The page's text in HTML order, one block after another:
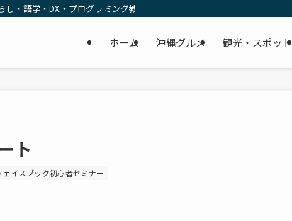
・語学・DX・プログラミング教育の リアルな一次情報をお届けします。
ホーム 沖縄グルメ 観光・スポット
ト
ェイスブック初心者セミナー